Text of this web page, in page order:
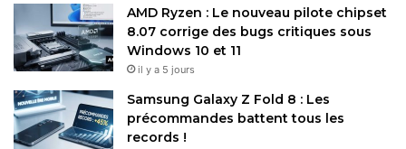
AMD Ryzen : Le nouveau pilote chipset
8.07 corrige des bugs critiques sous
Windows 10 et 11
il y a 5 jours
Samsung Galaxy Z Fold 8 : Les
précommandes battent tous les
records !